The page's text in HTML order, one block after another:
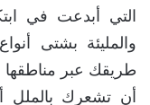
والمليئة بشتى
طريقك عبر مناطقها
أن تشعرك بالملل